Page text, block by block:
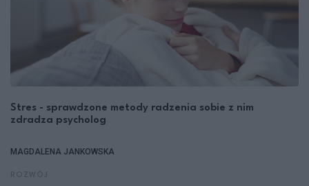
Stres - sprawdzone metody radzenia sobie z nim
zdradza psycholog
MAGDALENA JANKOWSKA